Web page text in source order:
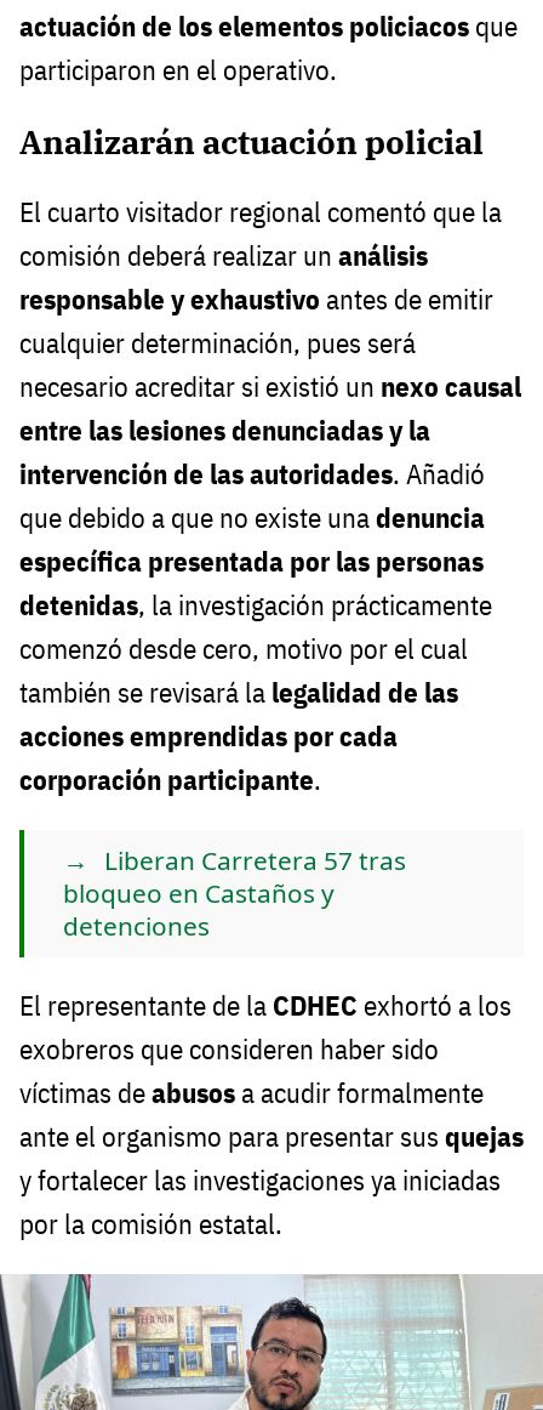
actuación de los elementos policiacos que
participaron en el operativo.
Analizarán actuación policial
El cuarto visitador regional comentó que la
comisión deberá realizar un análisis
responsable y exhaustivo antes de emitir
cualquier determinación, pues será
necesario acreditar si existió un nexo causal
entre las lesiones denunciadas y la
intervención de las autoridades. Añadió
que debido a que no existe unadenuncia
específica presentada por las personas
detenidas, la investigación prácticamente
comenzó desde cero, motivo por el cual
también se revisará la legalidad de las
acciones emprendidas por cada
corporación participante.
Liberan Carretera 57 tras
bloqueo en Castaños y
detenciones
El representante de la CDHEC exhortó a los
exobreros que consideren haber sido
víctimas deabusos a acudir formalmente
ante el organismo para presentar sus quejas
y fortalecer las investigaciones ya iniciadas
por la comisión estatal.